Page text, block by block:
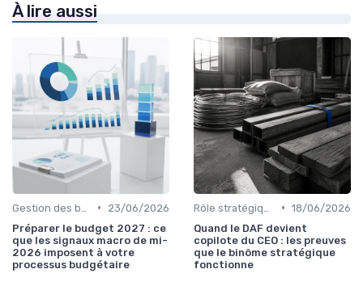
À lire aussi
•
23/06/2026
Préparer le budget 2027 : ce
que les signaux macro de mi-
2026 imposent à votre
processus budgétaire
• 18/06/2026
Quand le DAF devient
copilote du CEO : les preuves
que le binôme stratégique
fonctionne